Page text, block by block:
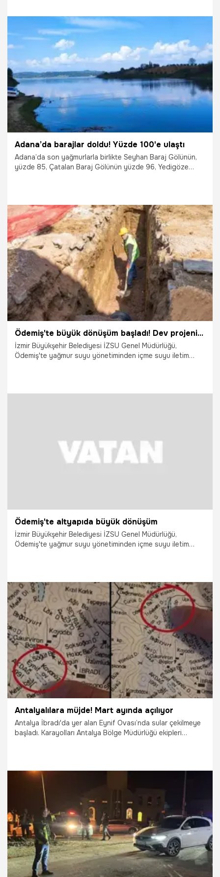
Gündem
Adana’da barajlar doldu! Yüzde 100'e ulaştı
Adana’da son yağmurlarla birlikte Seyhan Baraj Gölünün,
yüzde 85, Çatalan Baraj Gölünün yüzde 96, Yedigöze
21.03.2026 Adana
Ödemiş'te büyük dönüşüm başladı! Dev projenin yüzde 90'ı tamamlandı
İzmir Büyükşehir Belediyesi İZSU Genel Müdürlüğü,
Ödemiş'te yağmur suyu yönetiminden içme suyu iletim
çalışmasının yüzde 90'ı tamamlandı. Taşkın riskini ortadan
Ödemiş'te altyapıda büyük dönüşüm
İzmir Büyükşehir Belediyesi İZSU Genel Müdürlüğü,
Ödemiş'te yağmur suyu yönetiminden içme suyu iletim
çalışmasının yüzde 90'ı tamamlandı. Taşkın riskini ortadan
kaldıracak projenin mayıs ayında tamamlanarak hizmete
alınması hedefleniyor.
20.03.2026 Vatan TV
Antalyalılara müjde! Mart ayında açılıyor
Antalya İbradı'da yer alan Eynif Ovası’nda sular çekilmeye
başladı. Karayolları Antalya Bölge Müdürlüğü ekipleri
28.02.2026 Antalya